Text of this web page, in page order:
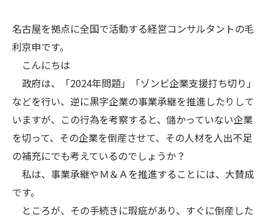
名古屋を拠点に全国で活動する経営コンサルタントの毛
利京申です。
こんにちは
政府は、「2024年問題」「ゾンビ企業支援打ち切り」
などを行い、逆に黒字企業の事業承継を推進したりして
いますが、この行為を考察すると、儲かっていない企業
を切って、その企業を倒産させて、その人材を人出不足
の補充にでも考えているのでしょうか？
私は、事業承継やＭ＆Ａを推進することには、大賛成
です。
ところが、その手続きに瑕疵があり、すぐに倒産した